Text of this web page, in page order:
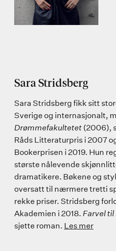
Sara Stridsberg
Sara Stridsberg fikk sitt
Sverige og internasjonalt,
Drømmefakultetet (2006),
Råds Litteraturpris i 2007
Bookerprisen i 2019. Hun
største nålevende
dramatikere. Bøkene og
oversatt til nærmere tretti
rekke priser. Stridsberg
Akademien i 2018. Farvel til
sjette roman. Les mer